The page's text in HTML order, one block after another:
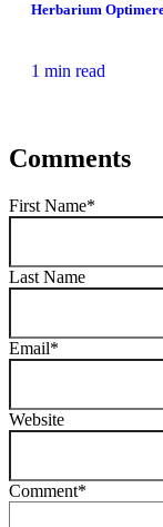
Herbarium
1 min read
Comments
First Name*
Last Name
Email*
Website
Comment*